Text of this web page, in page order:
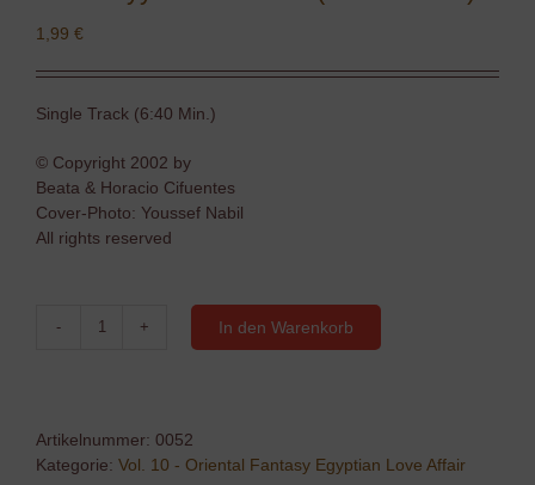
1,99 €
Single Track (6:40 Min.)
© Copyright 2002 by
Beata & Horacio Cifuentes
Cover-Photo: Youssef Nabil
All rights reserved
08
Maak
(Instrumental)
In den Warenkorb
Artikelnummer: 0052
Kategorie: Vol. 10 - Oriental Fantasy Egyptian Love Affair